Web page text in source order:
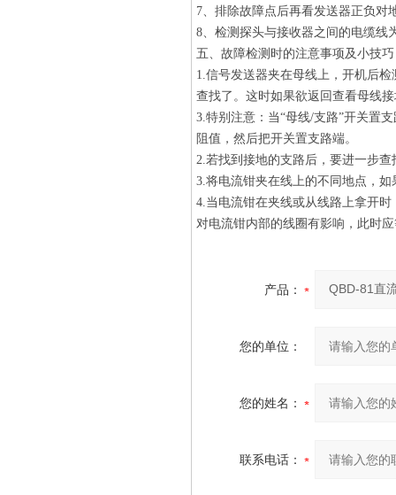
7、排除故障点后再看发送器正负对
8、检测探头与接收器之间的电缆线
五、故障检测时的注意事项及小技巧
1.信号发送器夹在母线上，开机后
查找了。这时如果欲返回查看母线
3.特别注意：当“母线/支路”开关置
阻值，然后把开关置支路端。
2.若找到接地的支路后，要进一步
3.将电流钳夹在线上的不同地点，
4.当电流钳在夹线或从线路上拿开
对电流钳内部的线圈有影响，此时
产品：
您的单位：
您的姓名：
联系电话：